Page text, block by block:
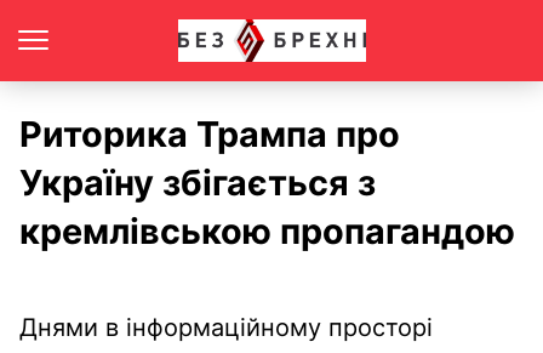
Риторика Трампа про
Україну збігається з
кремлівською пропагандою
Днями в інформаційному просторі